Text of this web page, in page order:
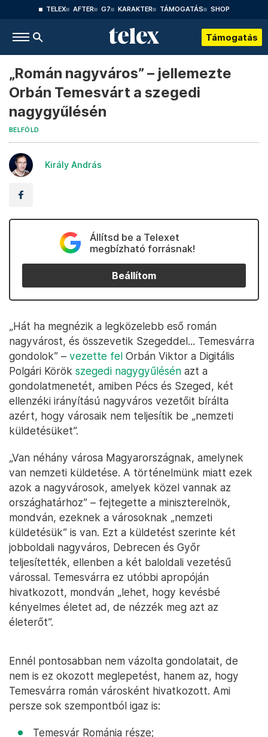
TELEX AFTER G7 KARAKTER TÁMOGATÁS SHOP
Támogatás
„Román nagyváros” – jellemezte
Orbán Temesvárt a szegedi
nagygyűlésén
BELFÖLD
Király András
Állítsd be a Telexet
megbízható forrásnak!
Beállítom
„Hát ha megnézik a legközelebb eső román
nagyvárost, és összevetik Szegeddel... Temesvárra
gondolok” – vezette fel Orbán Viktor a Digitális
Polgári Körök szegedi nagygyűlésén azt a
gondolatmenetét, amiben Pécs és Szeged, két
ellenzéki irányítású nagyváros vezetőit bírálta
azért, hogy városaik nem teljesítik be „nemzeti
küldetésüket”.
„Van néhány városa Magyarországnak, amelynek
van nemzeti küldetése. A történelmünk miatt ezek
azok a nagyvárosok, amelyek közel vannak az
országhatárhoz” – fejtegette a miniszterelnök,
mondván, ezeknek a városoknak „nemzeti
küldetésük” is van. Ezt a küldetést szerinte két
jobboldali nagyváros, Debrecen és Győr
teljesítették, ellenben a két baloldali vezetésű
várossal. Temesvárra ez utóbbi apropóján
hivatkozott, mondván „lehet, hogy kevésbé
kényelmes életet ad, de nézzék meg azt az
életerőt”.
Ennél pontosabban nem vázolta gondolatait, de
nem is ez okozott meglepetést, hanem az, hogy
Temesvárra román városként hivatkozott. Ami
persze sok szempontból igaz is:
Temesvár Románia része;